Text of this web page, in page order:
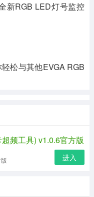
新RGB LED灯号监控
松与其他EVGA RGB
频工具) v1.0.6官方版
进入